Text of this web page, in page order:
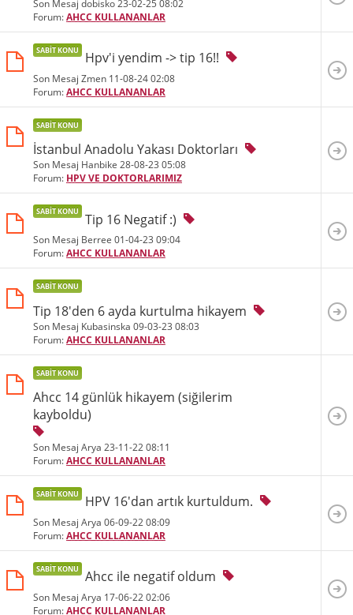
Son Mesaj dobisko 23-02-25 08:02
Forum:AHCC KULLANANLAR
SABIT KONU Hpv'i yendim -> tip 16!!
Son Mesaj Zmen 11-08-2402:08
Forum:AHCC KULLANANLAR
SABIT KONU
İstanbul Anadolu Yakası Doktorları
Son Mesaj Hanbike 28-08-23 05:08
Forum: HPV VE DOKTORLARIMIZ
SABIT KONU Tip 16 Negatif :)
Son Mesaj Berree 01-04-23 09:04
Forum:AHCC KULLANANLAR
SABIT KONU
Tip 18'den 6 ayda kurtulma hikayem
Son Mesaj Kubasinska 09-03-23 08:03
Forum:AHCC KULLANANLAR
SABIT KONU
Ahcc 14 günlük hikayem (siğilerim
kayboldu)
Son Mesaj Arya 23-11-2208:11
Forum:AHCC KULLANANLAR
SABIT KONU HPV 16'dan artık kurtuldum.
Son Mesaj Arya 06-09-2208:09
Forum:AHCC KULLANANLAR
SABIT KONU Ahcc ile negatif oldum
Son Mesaj Arya 17-06-2202:06
Forum:AHCC KULLANANLAR